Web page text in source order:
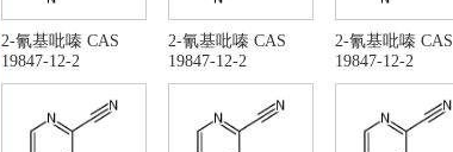
2-氰基吡嗪 CAS
19847-12-2
2-氰基吡嗪 CAS
19847-12-2
2-氰基吡嗪 CAS
19847-12-2